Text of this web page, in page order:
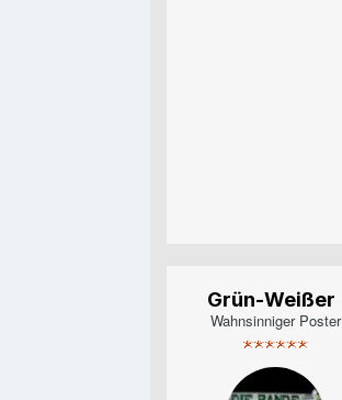
Grün-Weißer
Wahnsinniger Poster